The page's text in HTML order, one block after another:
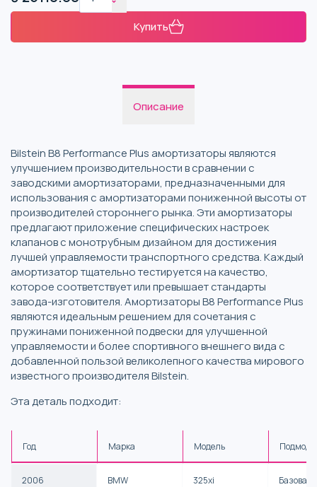
Купить
Описание
Bilstein B8 Performance Plus амортизаторы являются
улучшением производительности в сравнении с
заводскими амортизаторами, предназначенными для
использования с амортизаторами пониженной высоты от
производителей стороннего рынка. Эти амортизаторы
предлагают приложение специфических настроек
клапанов с монотрубным дизайном для достижения
лучшей управляемости транспортного средства. Каждый
амортизатор тщательно тестируется на качество,
которое соответствует или превышает стандарты
завода-изготовителя. Амортизаторы B8 Performance Plus
являются идеальным решением для сочетания с
пружинами пониженной подвески для улучшенной
управляемости и более спортивного внешнего вида с
добавленной пользой великолепного качества мирового
известного производителя Bilstein.
Эта деталь подходит:
Год Марка Модель
2006 BMW 325xi Базовая